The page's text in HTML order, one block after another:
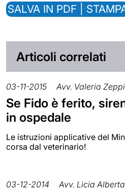
SALVA IN PDF |
Articoli correlati
03-11-2015 Avv. Valeria
Se Fido è ferito,
in ospedale
Le istruzioni applicative del
corsa dal veterinario!
03-12-2014 Avv. Licia